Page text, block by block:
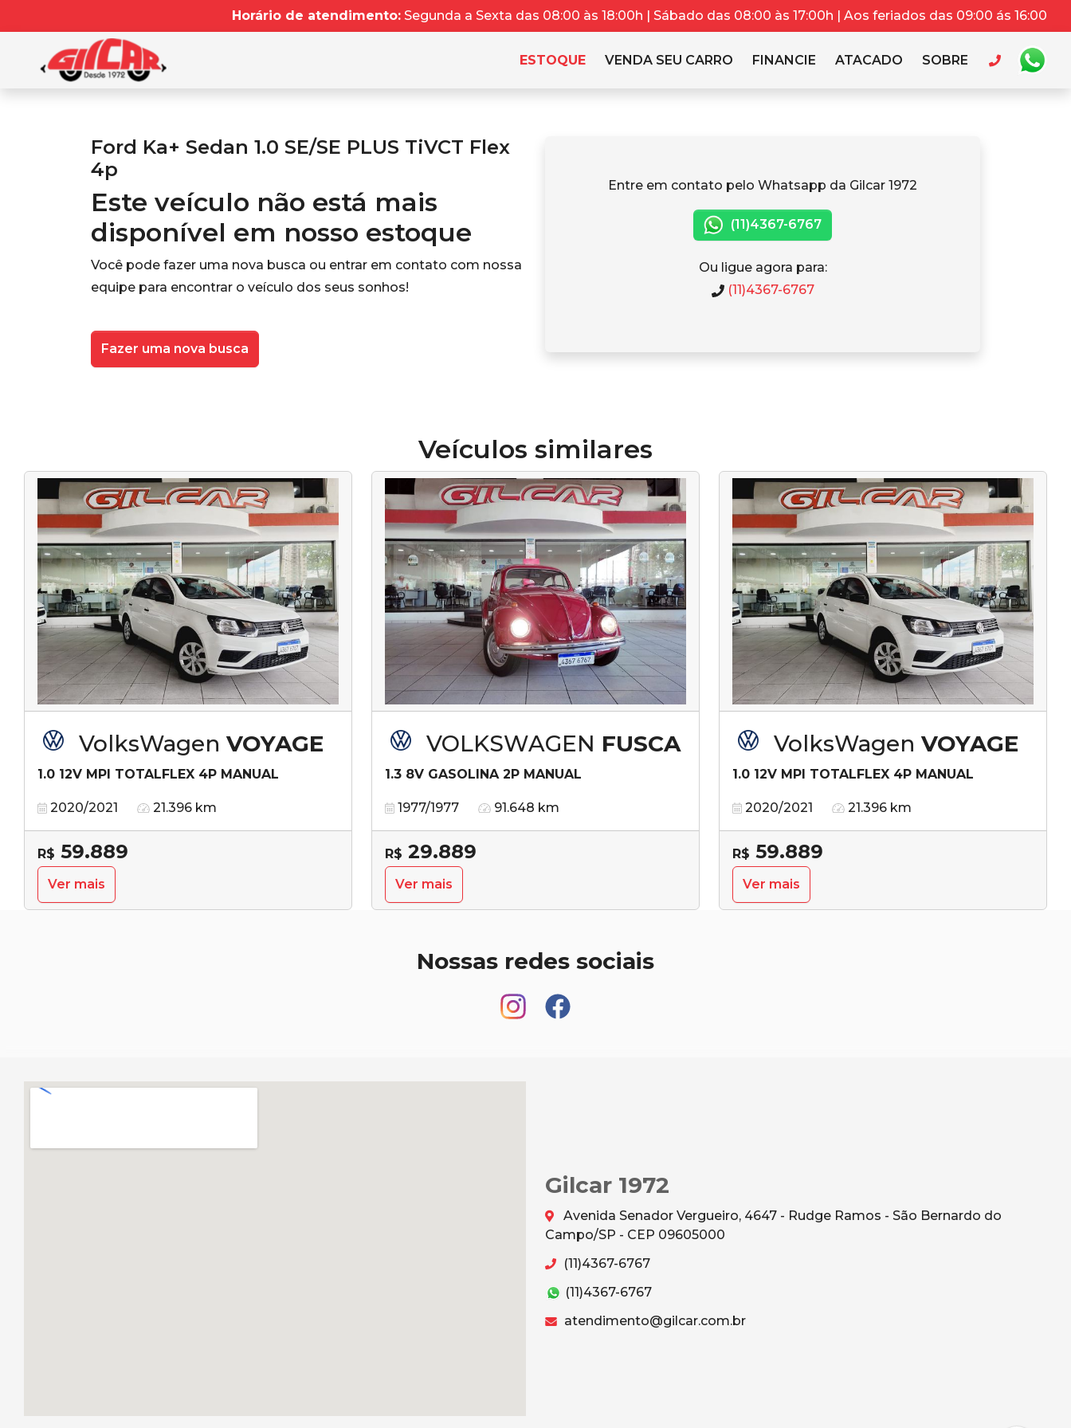
Horário de atendimento: Segunda a Sexta das 08:00 às 18:00h | Sábado das 08:00 às 17:00h | Aos feriados das 09:00 ás 16:00
ESTOQUE VENDA SEU CARRO FINANCIE ATACADO SOBRE
Ford Ka+ Sedan 1.0 SE/SE PLUS TiVCT Flex
4p
Este veículo não está mais
disponível em nosso estoque
Você pode fazer uma nova busca ou entrar em contato com nossa
equipe para encontrar o veículo dos seus sonhos!
Fazer uma nova busca
Entre em contato pelo Whatsapp da Gilcar 1972
(11)4367-6767
Ou ligue agora para:
(11)4367-6767
Veículos similares
VolksWagen VOYAGE
1.0 12V MPI TOTALFLEX 4P MANUAL
2020/2021 21.396 km
R$ 59.889
Ver mais
VOLKSWAGEN FUSCA
1.3 8V GASOLINA 2P MANUAL
1977/1977 91.648 km
R$ 29.889
Ver mais
VolksWagen VOYAGE
1.0 12V MPI TOTALFLEX 4P MANUAL
2020/2021 21.396 km
R$ 59.889
Ver mais
Nossas redes sociais
Gilcar 1972
Avenida Senador Vergueiro, 4647 - Rudge Ramos - São Bernardo do
Campo/SP - CEP 09605000
(11)4367-6767
(11)4367-6767
atendimento@gilcar.com.br